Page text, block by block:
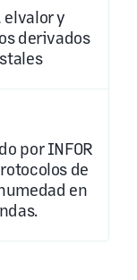
y
derivados
por INFOR
de
en